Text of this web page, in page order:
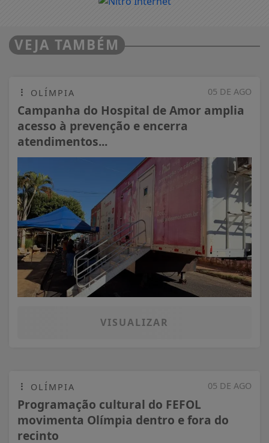
VEJA TAMBÉM
05 DE AGO
OLÍMPIA
Campanha do Hospital de Amor amplia
acesso à prevenção e encerra
atendimentos...
VISUALIZAR
05 DE AGO
OLÍMPIA
Programação cultural do FEFOL
movimenta Olímpia dentro e fora do
recinto